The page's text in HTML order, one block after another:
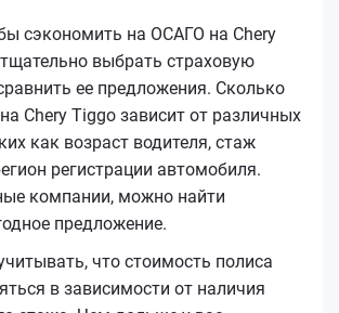
сэкономить на ОСАГО на Chery
выбрать страховую
ее предложения. Сколько
Chery Tiggo зависит от различных
как возраст водителя, стаж
регистрации автомобиля.
компании, можно найти
предложение.
что стоимость полиса
в зависимости от наличия